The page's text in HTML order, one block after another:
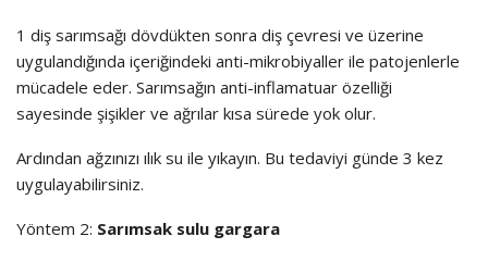
1 diş sarımsağı dövdükten sonra diş çevresi ve üzerine
uygulandığında içeriğindeki anti-mikrobiyaller ile patojenlerle
mücadele eder. Sarımsağın anti-inflamatuar özelliği
sayesinde şişikler ve ağrılar kısa sürede yok olur.
Ardından ağzınızı ılık su ile yıkayın. Bu tedaviyi günde 3 kez
uygulayabilirsiniz.
Yöntem 2: Sarımsak sulu gargara